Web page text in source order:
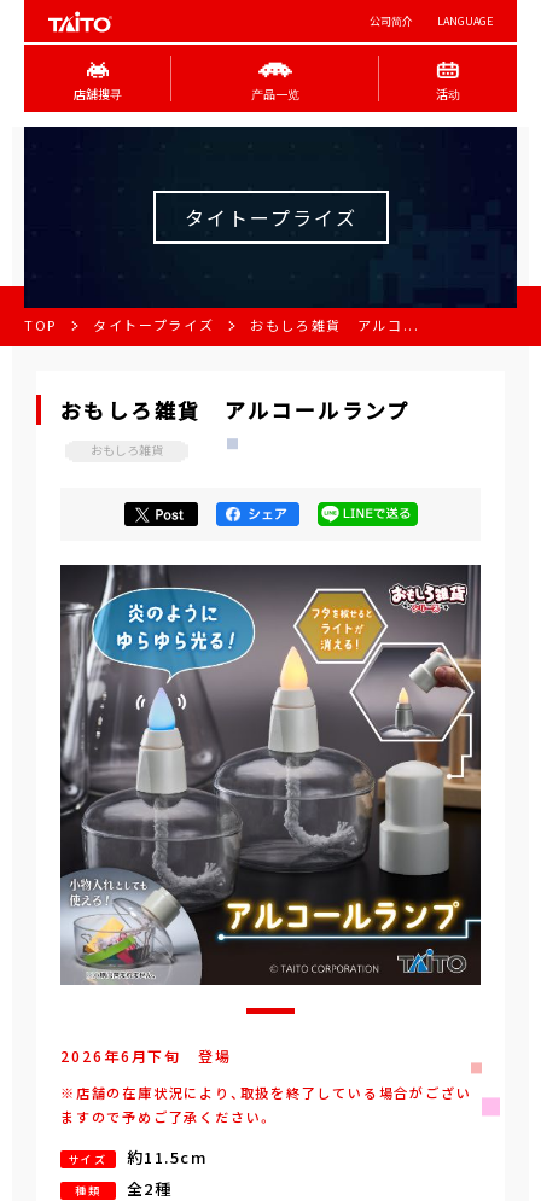
公司简介 LANGUAGE
店舖搜寻 产品一览 活动
タイトープライズ
TOP タイトープライズ おもしろ雑貨 アルコ...
おもしろ雑貨 アルコールランプ
おもしろ雑貨
2026年6 月下旬 登場
※店舗の在庫状況により、取扱を終了している場合がござい
ますので予めご了承ください。
サイズ 約11.5cm
種類 全2種